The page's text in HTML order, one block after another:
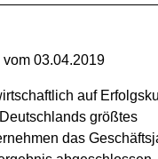
03.04.2019
auf
größtes
das